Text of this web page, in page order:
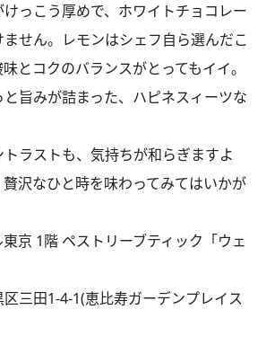
っこう厚めで、ホワイトチョコレー
ません。レモンはシェフ自ら選んだこ
とコクのバランスがとってもイイ。
旨みが詰まった、ハピネスィーツな
ラストも、気持ちが和らぎますよ
沢なひと時を味わってみてはいかが
京 1階 ペストリーブティック「ウェ
三田1-4-1(恵比寿ガーデンプレイス